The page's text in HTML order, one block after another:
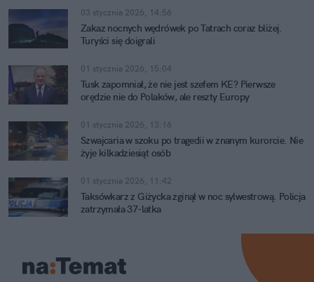
03 stycznia 2026, 14:56
Zakaz nocnych wędrówek po Tatrach coraz bliżej.
Turyści się doigrali
01 stycznia 2026, 15:04
Tusk zapomniał, że nie jest szefem KE? Pierwsze
orędzie nie do Polaków, ale reszty Europy
01 stycznia 2026, 13:16
Szwajcaria w szoku po tragedii w znanym kurorcie. Nie
żyje kilkadziesiąt osób
01 stycznia 2026, 11:42
Taksówkarz z Giżycka zginął w noc sylwestrową. Policja
zatrzymała 37-latka